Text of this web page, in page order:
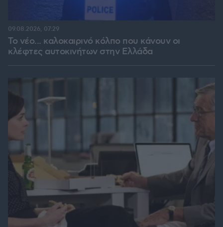
Το νέο... καλοκαιρινό κόλπο που κάνουν οι
κλέφτες αυτοκινήτων στην Ελλάδα
09.08.2026, 07:29